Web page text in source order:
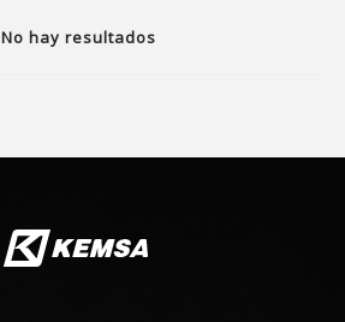
No hay resultados